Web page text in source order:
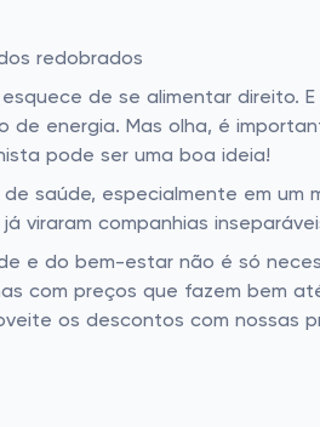
redobrados
de se alimentar direito.
de energia. Mas olha, é
pode ser uma boa ideia!
saúde, especialmente em
viraram companhias
e do bem-estar não é só
com preços que fazem bem
os descontos com nossas